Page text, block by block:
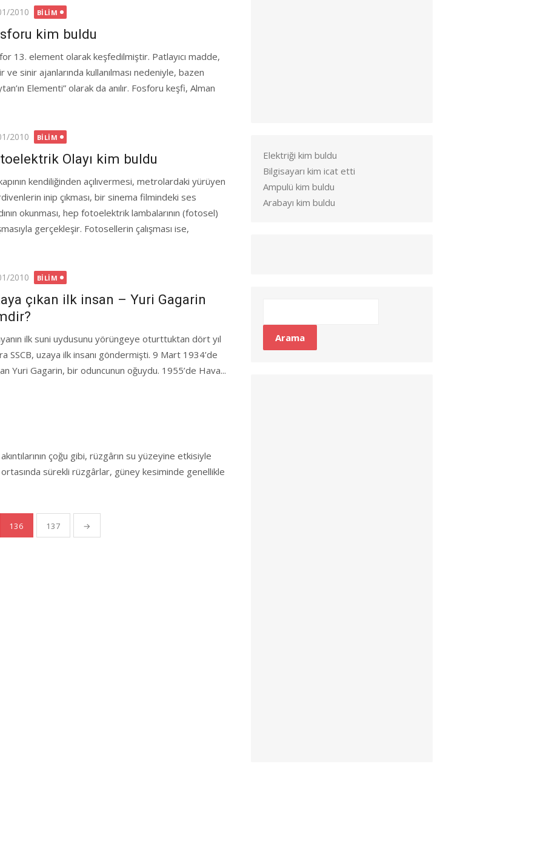
2010 BILIM
kim buldu
13. element olarak keşfedilmiştir. Patlayıcı madde,
ve sinir ajanlarında kullanılması nedeniyle, bazen
Elementi” olarak da anılır. Fosforu keşfi, Alman
2010 BILIM
Olayı kim buldu
kendiliğinden açılıvermesi, metrolardaki yürüyen
inip çıkması, bir sinema filmindeki ses
okunması, hep fotoelektrik lambalarının (fotosel)
gerçekleşir. Fotosellerin çalışması ise,
2010 BILIM
çıkan ilk insan – Yuri Gagarin
ilk suni uydusunu yörüngeye oturttuktan dört yıl
SSCB, uzaya ilk insanı göndermişti. 9 Mart 1934’de
Yuri Gagarin, bir oduncunun oğuydu. 1955’de Hava...
çoğu gibi, rüzgârın su yüzeyine etkisiyle
sürekli rüzgârlar, güney kesiminde genellikle
136 137 →
Elektriği kim buldu
Bilgisayarı kim icat etti
Ampulü kim buldu
Arabayı kim buldu